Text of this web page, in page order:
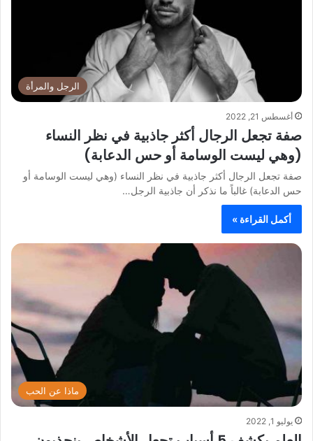
الرجل والمرأة
أغسطس 21, 2022
صفة تجعل الرجال أكثر جاذبية في نظر النساء
(وهي ليست الوسامة أو حس الدعابة)
صفة تجعل الرجال أكثر جاذبية في نظر النساء (وهي ليست الوسامة أو
حس الدعابة) غالباً ما نذكر أن جاذبية الرجل…
أكمل القراءة »
ماذا عن الحب
يوليو 1, 2022